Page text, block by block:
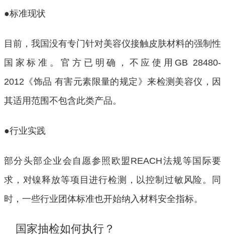
●标准现状
目前，我国没有专门针对美容仪接触皮肤材料的强制性
国家标准。官方已明确，不应使用GB 28480-
2012《饰品 有害元素限量的规定》来检测美容仪，因
其适用范围不包含此类产品。
●行业实践
部分头部企业会自愿参照欧盟REACH法规等国际要
求，对镍释放等项目进行检测，以控制过敏风险。同
时，一些行业团体标准也开始纳入材料安全指标。
国家抽检如何执行？